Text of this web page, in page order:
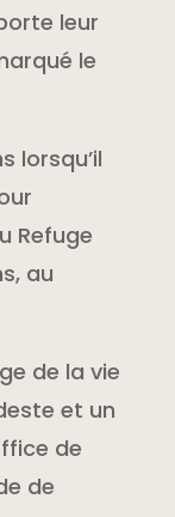
leur
le
lorsqu’il
Refuge
au
de la vie
et un
de
de